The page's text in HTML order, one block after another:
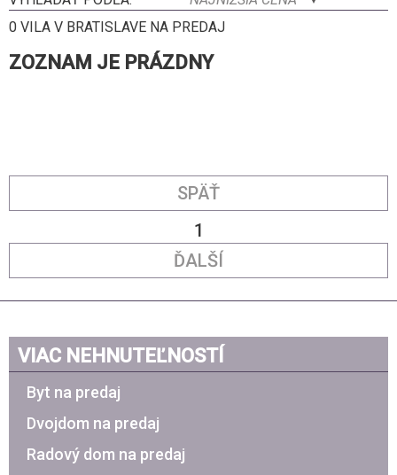
0 VILA V BRATISLAVE NA PREDAJ
ZOZNAM JE PRÁZDNY
SPÄŤ
1
ĎALŠÍ
VIAC NEHNUTEĽNOSTÍ
Byt na predaj
Dvojdom na predaj
Radový dom na predaj